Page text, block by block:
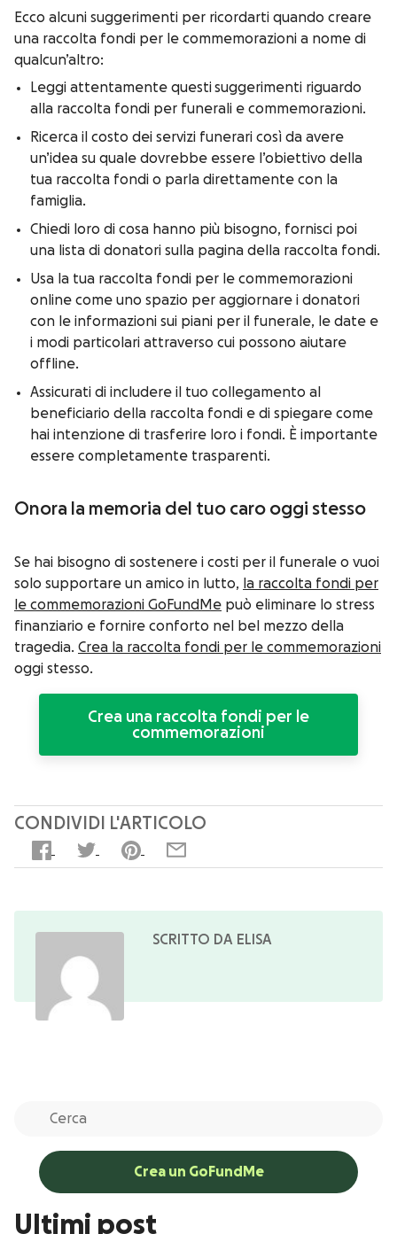
Ecco alcuni suggerimenti per ricordarti quando creare
una raccolta fondi per le commemorazioni a nome di
qualcun’altro:
Leggi attentamente questi suggerimenti riguardo
alla raccolta fondi per funerali e commemorazioni.
Ricerca il costo dei servizi funerari così da avere
un’idea su quale dovrebbe essere l’obiettivo della
tua raccolta fondi o parla direttamente con la
famiglia.
Chiedi loro di cosa hanno più bisogno, fornisci poi
una lista di donatori sulla pagina della raccolta fondi.
Usa la tua raccolta fondi per le commemorazioni
online come uno spazio per aggiornare i donatori
con le informazioni sui piani per il funerale, le date e
i modi particolari attraverso cui possono aiutare
offline.
Assicurati di includere il tuo collegamento al
beneficiario della raccolta fondi e di spiegare come
hai intenzione di trasferire loro i fondi. È importante
essere completamente trasparenti.
Onora la memoria del tuo caro oggi stesso
Se hai bisogno di sostenere i costi per il funerale o vuoi
solo supportare un amico in lutto, la raccolta fondi per
le commemorazioni GoFundMe può eliminare lo stress
finanziario e fornire conforto nel bel mezzo della
tragedia. Crea la raccolta fondi per le commemorazioni
oggi stesso.
Crea una raccolta fondi per le
commemorazioni
CONDIVIDI L'ARTICOLO
SCRITTO DA ELISA
Crea un GoFundMe
Ultimi post